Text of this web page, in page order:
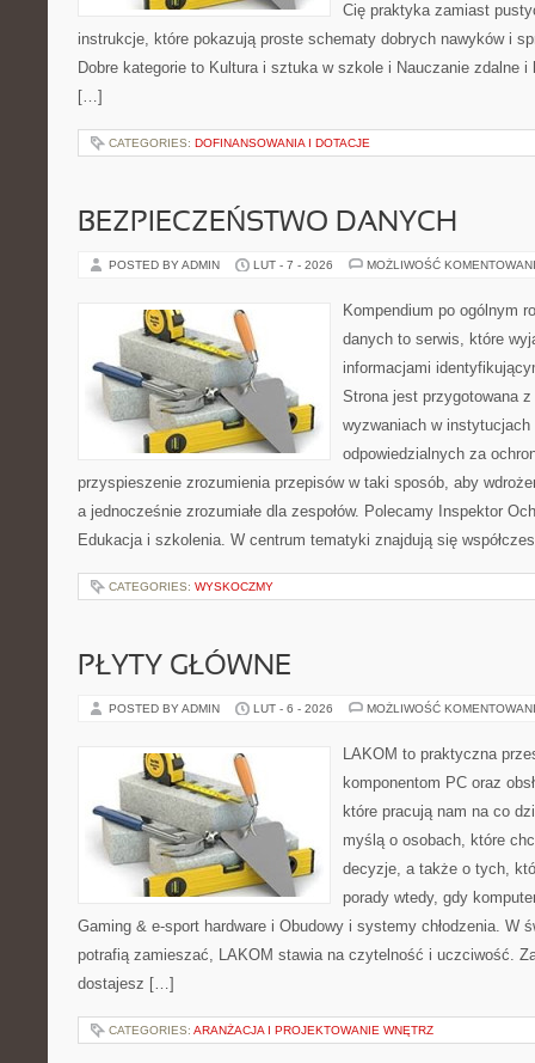
Cię praktyka zamiast
instrukcje, które pokazują proste schematy dobrych nawyków i
Dobre kategorie to Kultura i sztuka w szkole i Nauczanie zdalne
[…]
CATEGORIES: DOFINANSOWANIA I DOTACJE
BEZPIECZEŃSTWO DANYCH
POSTED BY ADMIN LUT - 7 - 2026 MOŻLIWOŚĆ
Kompendium po ogólnym
danych to serwis, które
informacjami
Strona jest przygotowana
wyzwaniach w instytucjach
odpowiedzialnych za
przyspieszenie zrozumienia przepisów w taki sposób, aby
a jednocześnie zrozumiałe dla zespołów. Polecamy Inspektor
Edukacja i szkolenia. W centrum tematyki znajdują się
CATEGORIES: WYSKOCZMY
PŁYTY GŁÓWNE
POSTED BY ADMIN LUT - 6 - 2026 MOŻLIWOŚĆ
LAKOM to praktyczna
komponentom PC oraz
które pracują nam na co
myślą o osobach, które
decyzje, a także o tych,
porady wtedy, gdy
Gaming & e-sport hardware i Obudowy i systemy chłodzenia. W
potrafią zamieszać, LAKOM stawia na czytelność i uczciwość.
dostajesz […]
CATEGORIES: ARANŻACJA I PROJEKTOWANIE WNĘTRZ